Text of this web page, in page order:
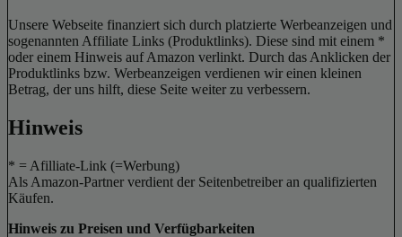
Unsere Webseite finanziert sich durch platzierte Werbeanzeigen und
sogenannten Affiliate Links (Produktlinks). Diese sind mit einem *
oder einem Hinweis auf Amazon verlinkt. Durch das Anklicken der
Produktlinks bzw. Werbeanzeigen verdienen wir einen kleinen
Betrag, der uns hilft, diese Seite weiter zu verbessern.
Hinweis
* = Afilliate-Link (=Werbung)
Als Amazon-Partner verdient der Seitenbetreiber an qualifizierten
Käufen.
Hinweis zu Preisen und Verfügbarkeiten